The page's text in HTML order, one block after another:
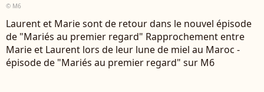
© M6
Laurent et Marie sont de retour dans le nouvel épisode
de "Mariés au premier regard" Rapprochement entre
Marie et Laurent lors de leur lune de miel au Maroc -
épisode de "Mariés au premier regard" sur M6